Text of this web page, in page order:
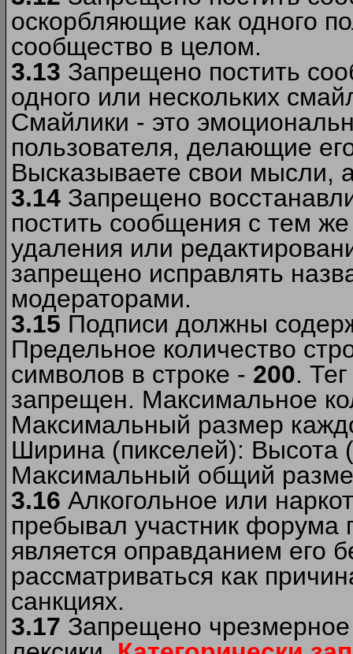
оскорбляющие как одного
сообщество в целом.
3.13 Запрещено постить
одного или нескольких
Смайлики - это
пользователя, делающие
Высказываете свои мысли,
3.14 Запрещено
постить сообщения с тем
удаления или
запрещено исправлять
модераторами.
3.15 Подписи должны
Предельное количество
символов в строке - 200.
запрещен. Максимальное
Максимальный размер
Ширина (пикселей): Высота
Максимальный общий
3.16 Алкогольное или
пребывал участник форума
является оправданием его
рассматриваться как
санкциях.
3.17 Запрещено